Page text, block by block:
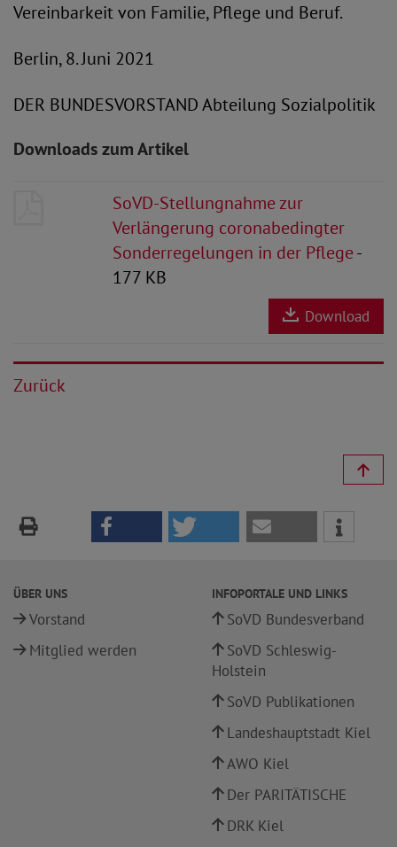
Vereinbarkeit von Familie, Pflege und Beruf.
Berlin, 8. Juni 2021
DER BUNDESVORSTAND Abteilung Sozialpolitik
Downloads zum Artikel
SoVD-Stellungnahme zur
Verlängerung coronabedingter
Sonderregelungen in der Pflege-
177 KB
Download
Zurück
ÜBER UNS
Vorstand
Mitglied werden
INFOPORTALE UND LINKS
SoVD Bundesverband
SoVD Schleswig-
Holstein
SoVD Publikationen
Landeshauptstadt Kiel
AWO Kiel
Der PARITÄTISCHE
DRK Kiel